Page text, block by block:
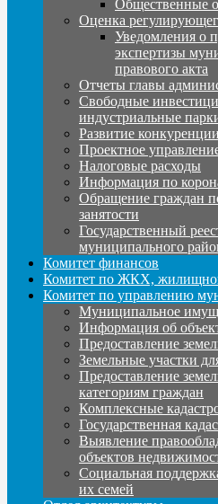
Общественные
Оценка
Уведомления о
экспертизы
правового акта
Отчеты главы
Свободные
индустриальные
Развитие конкуренции
Проектное
Налоговые расходы
Информация по
Обращение граждан
занятости
Государственный
муниципального
Комитет финансов
Комитет по ЖКХ,
Комитет по управлению
Муниципальное
Информация об
Предоставление
Земельные участки
Предоставление
категориям граждан
Комплексные
Государственная
Выявление
объектов
Социальная
их семей